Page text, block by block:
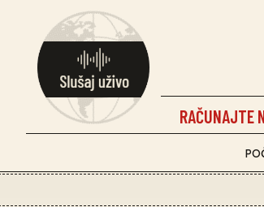
RAČUNAJTE